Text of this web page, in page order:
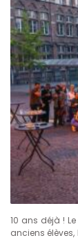
10 ans déjà !
anciens